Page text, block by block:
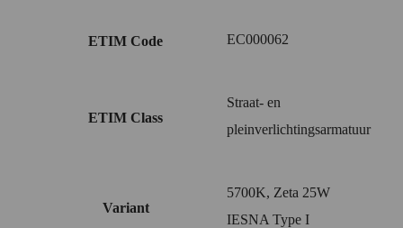
ETIM Code EC000062
ETIM Class
Straat- en
pleinverlichtingsarmatuur
Variant
5700K, Zeta 25W
IESNA Type I